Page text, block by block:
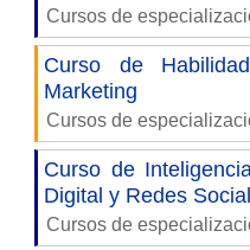
Cursos de
Curso de
Marketing
Cursos de
Curso de
Digital y Redes
Cursos de